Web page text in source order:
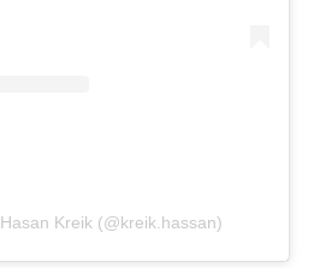
Kreik (@kreik.hassan)